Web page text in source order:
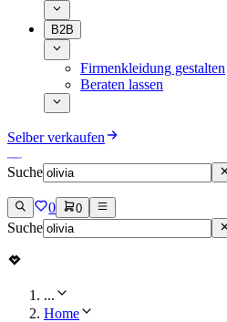
B2B
Firmenkleidung gestalten
Beraten lassen
Selber verkaufen
Suche
0 0
Suche
...
Home